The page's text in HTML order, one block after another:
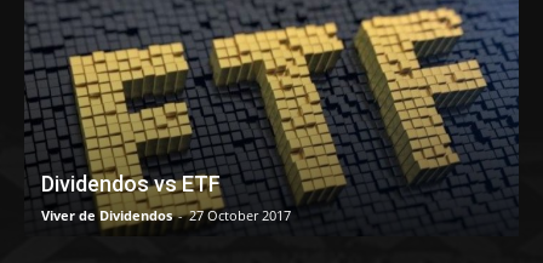
Dividendos vs ETF
Viver de Dividendos - 27 October 2017